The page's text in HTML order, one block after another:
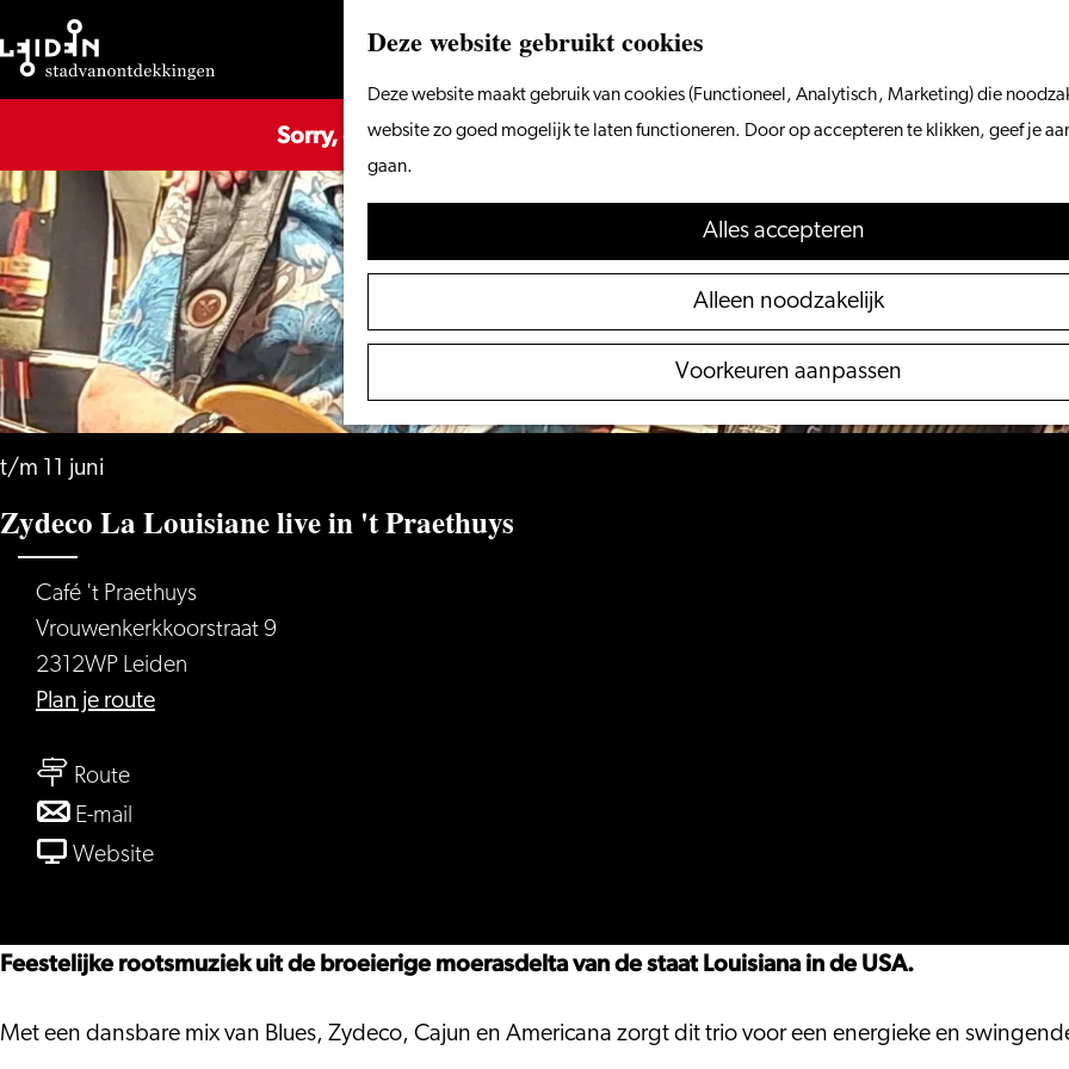
Deze website gebruikt cookies
Deze website maakt gebruik van cookies (Functioneel, Analytisch, Marketing) die
website zo goed mogelijk te laten functioneren. Door op accepteren te klikken, geef je
gaan.
Alles accepteren
Alleen noodzakelijk
Voorkeuren aanpassen
Ga
de
homepage
Sorry, deze activiteit is niet meer beschikbaar. Bekijk hetactuele aanbod
t/m 11 juni
Zydeco La Louisiane live in 't Praethuys
Café 't Praethuys
Vrouwenkerkkoorstraat 9
2312WP Leiden
Plan je routenaar
Praethuys
Routenaar
Zydeco
La
in
Praethuys
E-mail
Zydeco
live
't
Websitevan
Louisiane
in
Feestelijke rootsmuziek uit de broeierige moerasdelta van de staat Louisiana in de USA.
Met een dansbare mix van Blues, Zydeco, Cajun en Americana zorgt dit trio voor een energieke en